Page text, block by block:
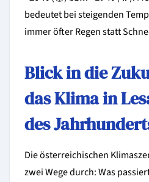
bedeutet bei steigenden
immer öfter Regen statt
Blick in die
das Klima in
des
Die österreichischen
zwei Wege durch: Was